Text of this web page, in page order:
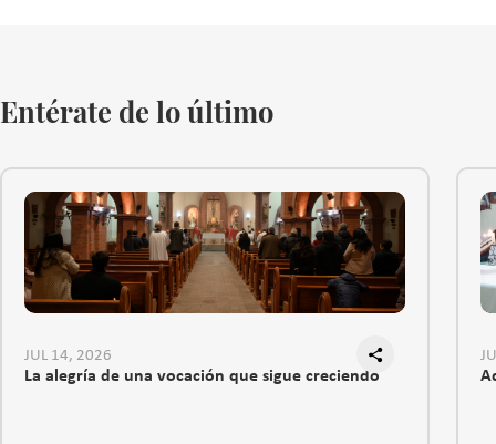
Entérate de lo último
JUL 14, 2026
La alegría de una vocación que sigue creciendo